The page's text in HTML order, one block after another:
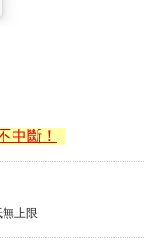
中斷！
上限